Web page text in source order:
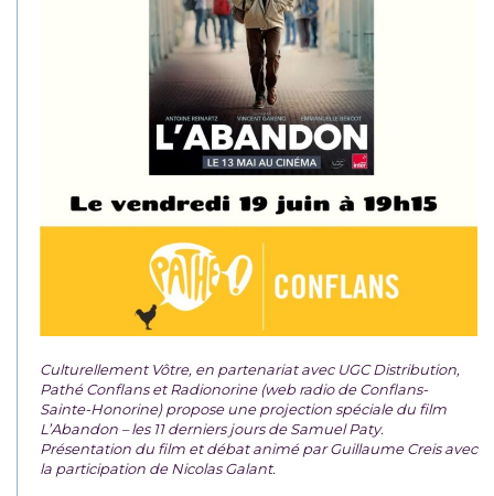
Culturellement Vôtre, en partenariat avec UGC Distribution,
Pathé Conflans et Radionorine (web radio de Conflans-
Sainte-Honorine) propose une projection spéciale du film
L’Abandon – les 11 derniers jours de Samuel Paty.
Présentation du film et débat animé par Guillaume Creis avec
la participation de Nicolas Galant.